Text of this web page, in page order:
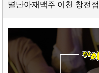
별난아재맥주 이천 창전